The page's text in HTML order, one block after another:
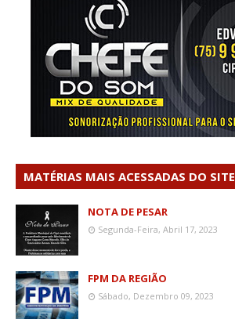
MATÉRIAS MAIS ACESSADAS DO SITE
NOTA DE PESAR
Segunda-Feira, Abril 17, 2023
FPM DA REGIÃO
Sábado, Dezembro 09, 2023